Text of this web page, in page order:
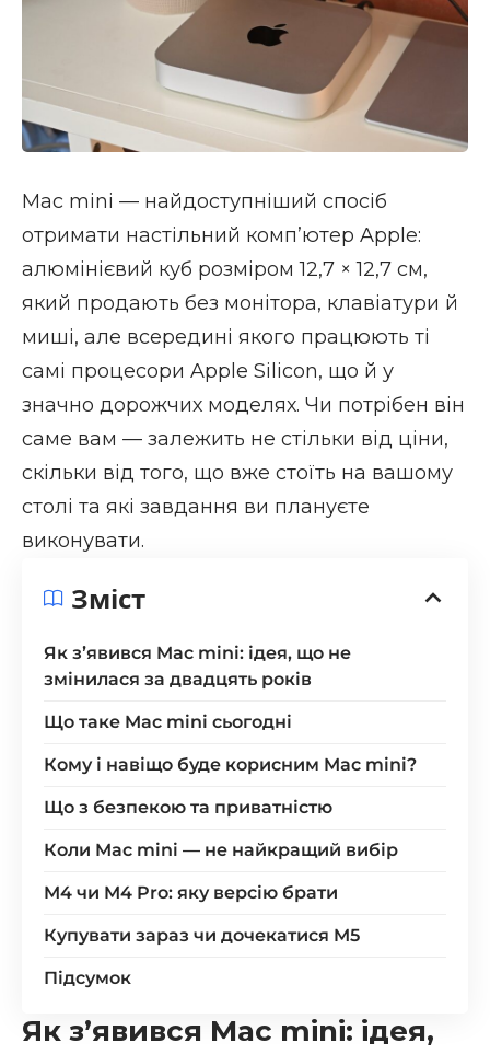
Mac mini — найдоступніший спосіб
отримати настільний компʼютер Apple:
алюмінієвий куб розміром 12,7 × 12,7 см,
який продають без монітора, клавіатури й
миші, але всередині якого працюють ті
самі процесори Apple Silicon, що й у
значно дорожчих моделях. Чи потрібен він
саме вам — залежить не стільки від ціни,
скільки від того, що вже стоїть на вашому
столі та які завдання ви плануєте
виконувати.
Зміст
Як зʼявився Mac mini: ідея, що не
змінилася за двадцять років
Що таке Mac mini сьогодні
Кому і навіщо буде корисним Mac mini?
Що з безпекою та приватністю
Коли Mac mini — не найкращий вибір
M4 чи M4 Pro: яку версію брати
Купувати зараз чи дочекатися M5
Підсумок
Як зʼявився Mac mini: ідея,